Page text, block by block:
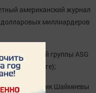
американский журнал
долларовых миллиардеров
группы ASG
рейтинге);
Айрат и Радик Шаймиевы